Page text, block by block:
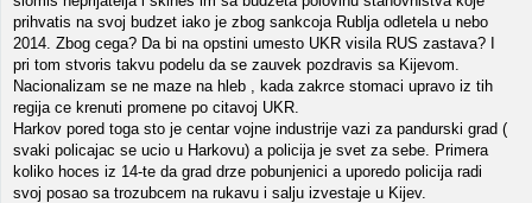
prihvatis na svoj budzet iako je zbog sankcoja Rublja odletela u nebo
2014. Zbog cega? Da bi na opstini umesto UKR visila RUS zastava? I
pri tom stvoris takvu podelu da se zauvek pozdravis sa Kijevom.
Nacionalizam se ne maze na hleb , kada zakrce stomaci upravo iz tih
regija ce krenuti promene po citavoj UKR.
Harkov pored toga sto je centar vojne industrije vazi za pandurski grad (
svaki policajac se ucio u Harkovu) a policija je svet za sebe. Primera
koliko hoces iz 14-te da grad drze pobunjenici a uporedo policija radi
svoj posao sa trozubcem na rukavu i salju izvestaje u Kijev.